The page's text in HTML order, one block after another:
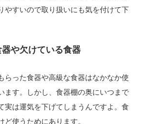
やすいので取り扱いにも気を付けて下
や欠けている食器
らった食器や高級な食器はなかなか使
ます。しかし、食器棚の奥にいつまで
実は運気を下げてしまうんですよ。食
使うためにあります。